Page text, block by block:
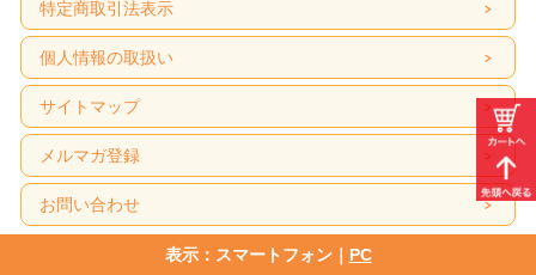
特定商取引法表示
個人情報の取扱い
サイトマップ
メルマガ登録
お問い合わせ
表示：スマートフォン｜ PC